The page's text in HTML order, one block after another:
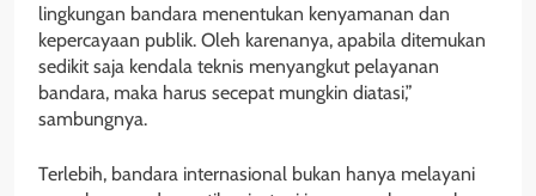
lingkungan bandara menentukan kenyamanan dan
kepercayaan publik. Oleh karenanya, apabila ditemukan
sedikit saja kendala teknis menyangkut pelayanan
bandara, maka harus secepat mungkin diatasi,”
sambungnya.
Terlebih, bandara internasional bukan hanya melayani